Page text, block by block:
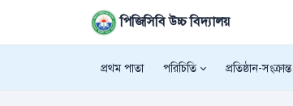
পিজিসিবি উচ্চ বিদ্যালয়
প্রথম পাতা পরিচিতি প্রতিষ্ঠান-সংক্রান্ত